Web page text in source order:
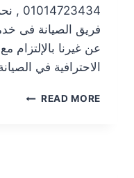
فريق الصيانة فى
عن غيرنا بالإلتزام
الاحترافية في
READ MORE